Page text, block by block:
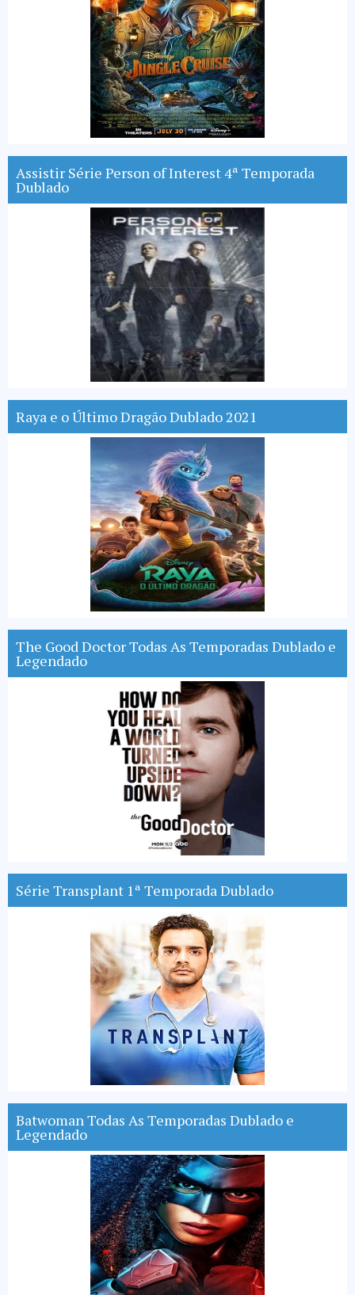
Assistir Série Person of Interest 4ª Temporada
Dublado
Raya e o Último Dragão Dublado 2021
The Good Doctor Todas As Temporadas Dublado e
Legendado
Série Transplant 1ª Temporada Dublado
Batwoman Todas As Temporadas Dublado e
Legendado